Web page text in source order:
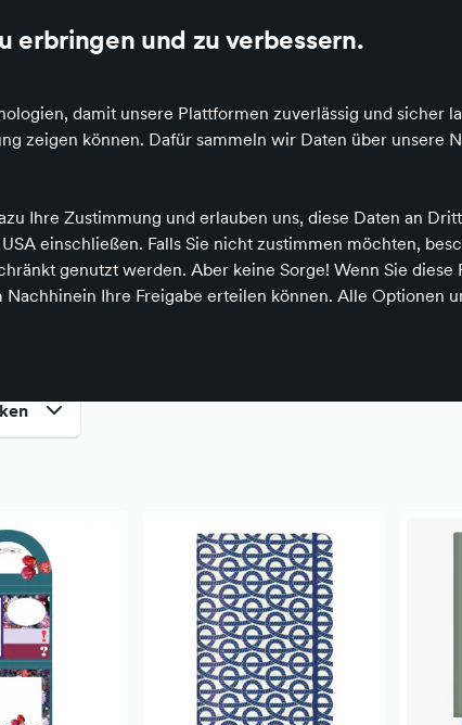
erbringen und zu verbessern.
damit unsere Plattformen zuverlässig und sicher
zeigen können. Dafür sammeln wir Daten über unsere
Ihre Zustimmung und erlauben uns, diese Daten an
einschließen. Falls Sie nicht zustimmen möchten,
genutzt werden. Aber keine Sorge! Wenn Sie
Ihre Freigabe erteilen können. Alle Optionen